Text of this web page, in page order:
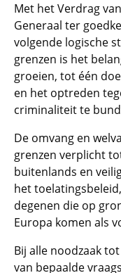
Met het Verdrag
Generaal ter
volgende logische
grenzen is het
groeien, tot één
en het optreden
criminaliteit te
De omvang en
grenzen verplicht
buitenlands en
het
degenen die op
Europa komen als
Bij alle noodzaak
van bepaalde